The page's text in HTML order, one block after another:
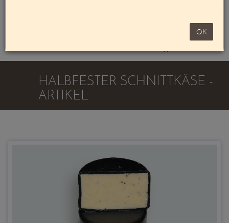
noch 100,00 €
Warenkorb
OK
HALBFESTER SCHNITTKÄSE -
ARTIKEL